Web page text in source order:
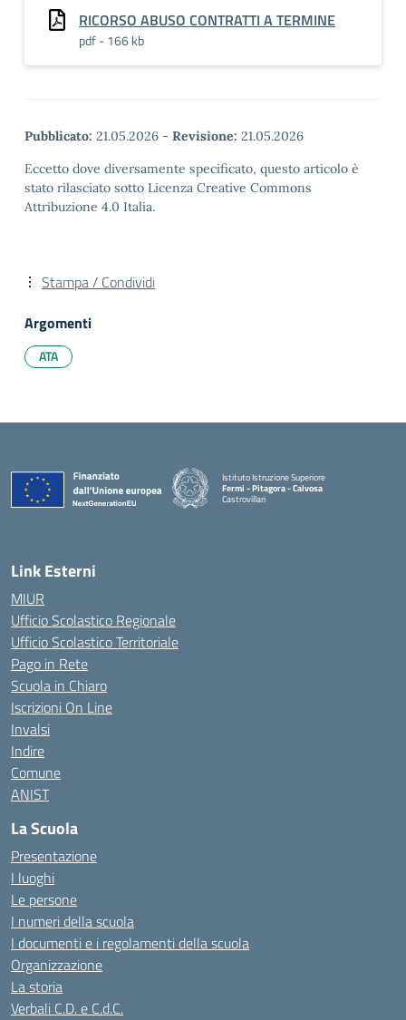
RICORSO ABUSO CONTRATTI A TERMINE
pdf - 166 kb
Pubblicato: 21.05.2026 - Revisione: 21.05.2026
Eccetto dove diversamente specificato, questo articolo è
stato rilasciato sotto Licenza Creative Commons
Attribuzione 4.0 Italia.
Stampa / Condividi
Argomenti
ATA
Istituto Istruzione Superiore
Fermi - Pitagora - Calvosa
Castrovillari
Link Esterni
MIUR
Ufficio Scolastico Regionale
Ufficio Scolastico Territoriale
Pago in Rete
Scuola in Chiaro
Iscrizioni On Line
Invalsi
Indire
Comune
ANIST
La Scuola
Presentazione
I luoghi
Le persone
I numeri della scuola
I documenti e i regolamenti della scuola
Organizzazione
La storia
Verbali C.D. e C.d.C.